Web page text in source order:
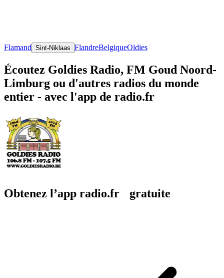
Flamand Sint-Niklaas FlandreBelgiqueOldies
Écoutez Goldies Radio, FM Goud Noord-
Limburg ou d'autres radios du monde
entier - avec l'app de radio.fr
Obtenez l’app radio.fr gratuite